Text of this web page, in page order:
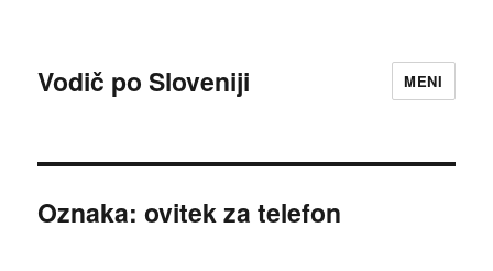
Vodič po Sloveniji MENI
Oznaka:ovitek za telefon